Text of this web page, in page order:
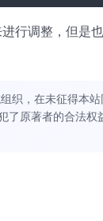
行调整，但是
，在未征得本站
了原著者的合法权